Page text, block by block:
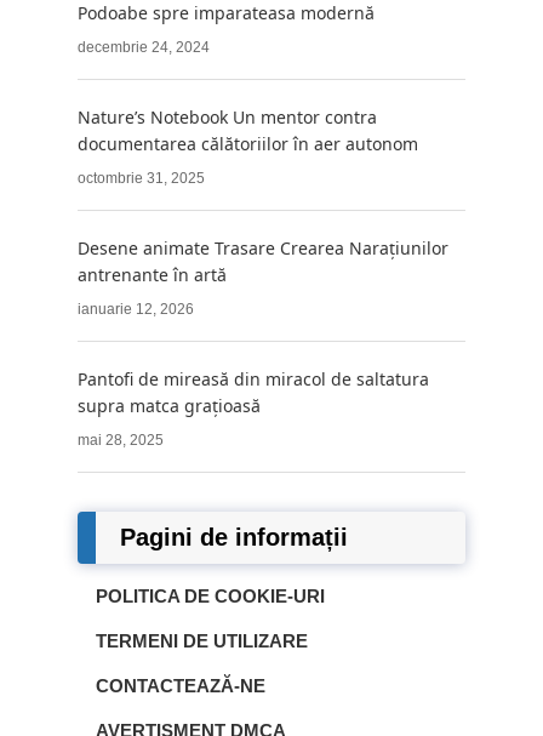
Podoabe spre imparateasa modernă
decembrie 24, 2024
Nature’s Notebook Un mentor contra
documentarea călătoriilor în aer autonom
octombrie 31, 2025
Desene animate Trasare Crearea Narațiunilor
antrenante în artă
ianuarie 12, 2026
Pantofi de mireasă din miracol de saltatura
supra matca grațioasă
mai 28, 2025
Pagini de informații
POLITICA DE COOKIE-URI
TERMENI DE UTILIZARE
CONTACTEAZĂ-NE
AVERTISMENT DMCA